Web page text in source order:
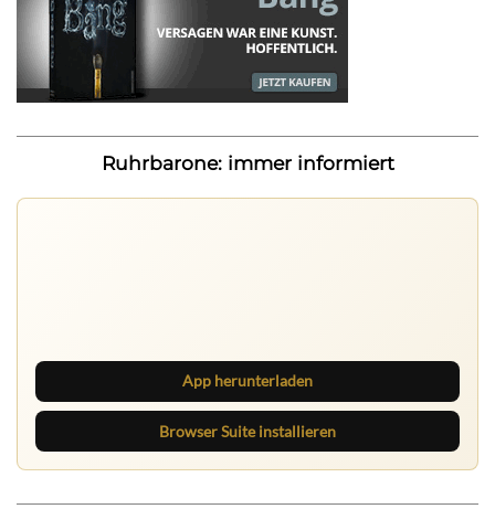
Ruhrbarone: immer informiert
App herunterladen
Browser Suite installieren